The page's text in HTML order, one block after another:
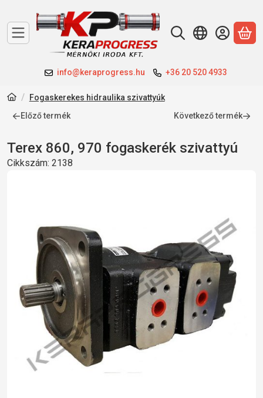
info@keraprogress.hu +36 20 520 4933
A
Fogaskerekes hidraulika szivattyúk
Előző termék
Következő termék
Terex 860, 970 fogaskerék szivattyú
Cikkszám: 2138